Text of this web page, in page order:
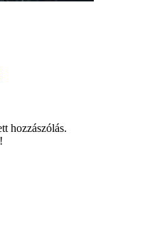
hozzászólás.